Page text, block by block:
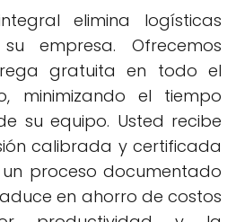
elimina logísticas
empresa. Ofrecemos
gratuita en todo el
minimizando el tiempo
su equipo. Usted recibe
calibrada y certificada
proceso documentado
en ahorro de costos